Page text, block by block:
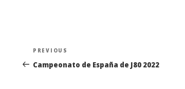
Navegación
de
Previous
Post
PREVIOUS
Campeonato de España de J80 2022